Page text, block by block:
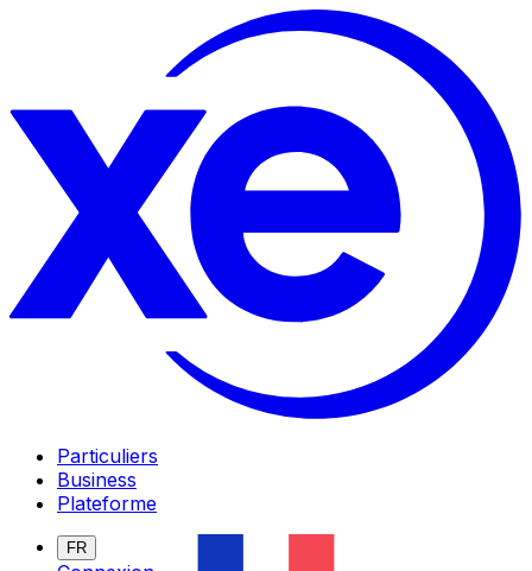
Particuliers
Business
Plateforme
FR